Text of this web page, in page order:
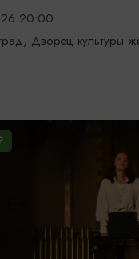
20:00
Дворец культуры